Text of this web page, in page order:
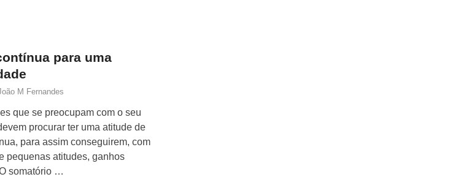
para uma
M Fernandes
que se preocupam com o seu
procurar ter uma atitude de
para assim conseguirem, com
pequenas atitudes, ganhos
somatório …